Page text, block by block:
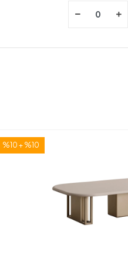
%10 + %10